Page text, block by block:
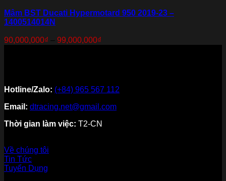
Mâm BST Ducati Hypermotard 950 2019-23 –
1400514014N
90,000,000₫ – 99,000,000₫
Hotline/Zalo: (+84) 965 567 112
Email: dtracing.net@gmail.com
Thời gian làm việc: T2-CN
Về chúng tôi
Tin Tức
Tuyển Dụng